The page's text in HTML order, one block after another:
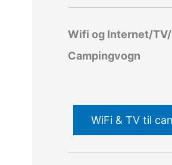
Wifi og Internet/TV/
Campingvogn
WiFi & TV til